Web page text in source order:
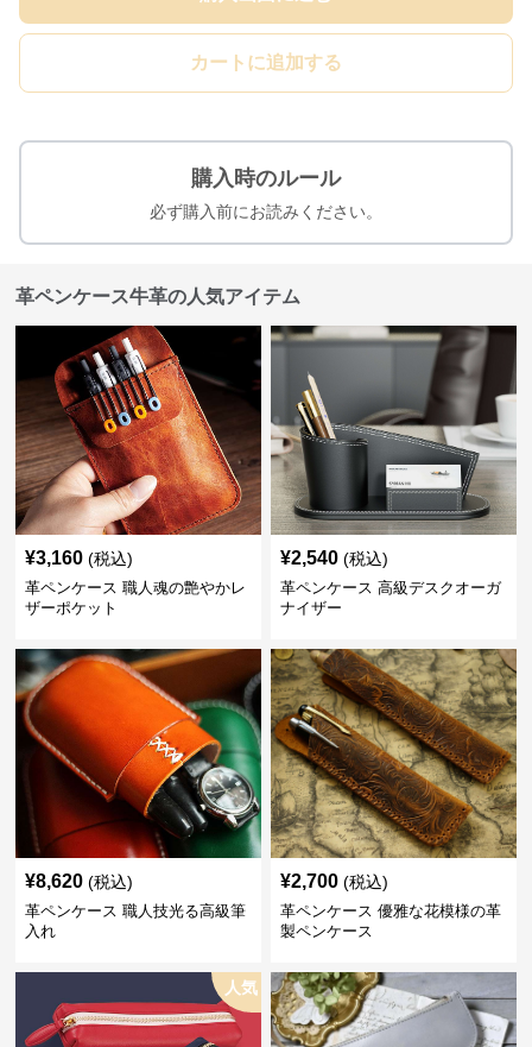
カートに追加する
購入時のルール
必ず購入前にお読みください。
革ペンケース牛革の人気アイテム
¥3,160 (税込)
革ペンケース 職人魂の艶やかレ
ザーポケット
¥2,540 (税込)
革ペンケース 高級デスクオーガ
ナイザー
¥8,620 (税込)
革ペンケース 職人技光る高級筆
入れ
¥2,700 (税込)
革ペンケース 優雅な花模様の革
製ペンケース
人気